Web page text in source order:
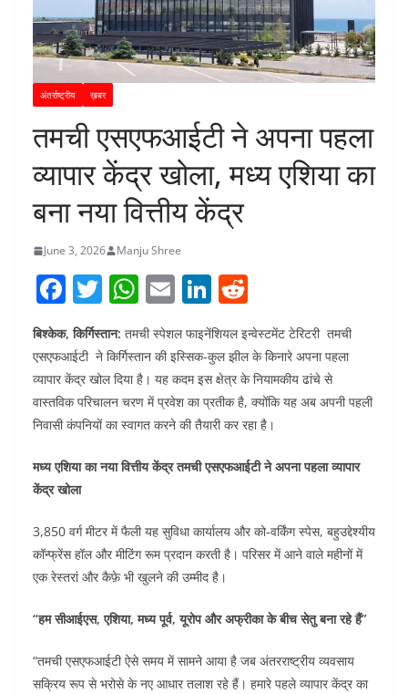
अंतर्राष्ट्रीय ख़बर
तमची एसएफआईटी ने अपना पहला
व्यापार केंद्र खोला, मध्य एशिया का
बना नया वित्तीय केंद्र
June 3, 2026 Manju Shree
F
a
c
e
b
o
o
k
T
itt
er
W
h
at
s
A
p
p
E
ai
l
Li
n
k
e
dI
n
e
d
di
t
बिश्केक, किर्गिस्तान: तमची स्पेशल फाइनेंशियल इन्वेस्टमेंट टेरिटरी तमची
एसएफआईटी ने किर्गिस्तान की इस्सिक-कुल झील के किनारे अपना पहला
व्यापार केंद्र खोल दिया है। यह कदम इस क्षेत्र के नियामकीय ढांचे से
वास्तविक परिचालन चरण में प्रवेश का प्रतीक है, क्योंकि यह अब अपनी पहली
निवासी कंपनियों का स्वागत करने की तैयारी कर रहा है।
मध्य एशिया का नया वित्तीय केंद्र तमची एसएफआईटी ने अपना पहला व्यापार
केंद्र खोला
3,850 वर्ग मीटर में फैली यह सुविधा कार्यालय और को-वर्किंग स्पेस, बहुउद्देश्यीय
कॉन्फ्रेंस हॉल और मीटिंग रूम प्रदान करती है। परिसर में आने वाले महीनों में
एक रेस्तरां और कैफ़े भी खुलने की उम्मीद है।
“हम सीआईएस, एशिया, मध्य पूर्व, यूरोप और अफ्रीका के बीच सेतु बना रहे हैं”
“तमची एसएफआईटी ऐसे समय में सामने आया है जब अंतरराष्ट्रीय व्यवसाय
सक्रिय रूप से भरोसे के नए आधार तलाश रहे हैं। हमारे पहले व्यापार केंद्र का